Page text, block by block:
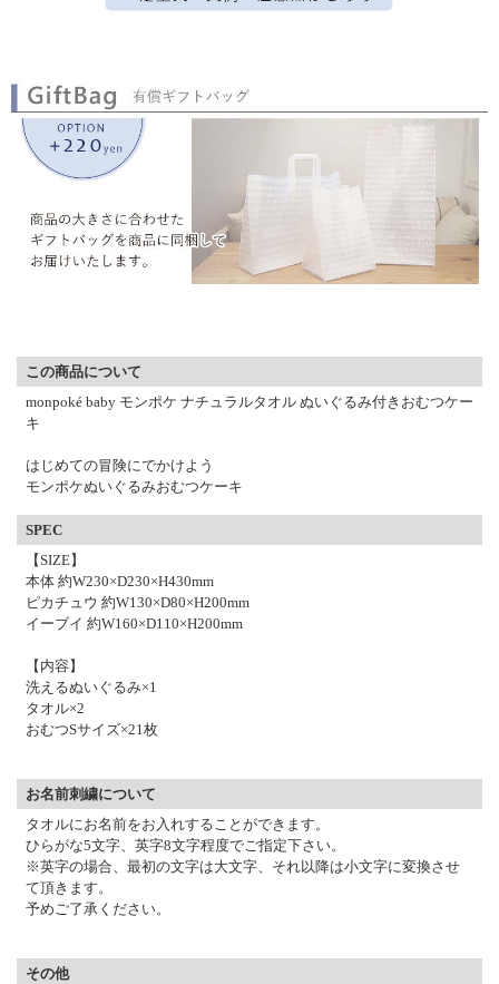
この商品について
monpoké baby モンポケ ナチュラルタオル ぬいぐるみ付きおむつケー
キ
はじめての冒険にでかけよう
モンポケぬいぐるみおむつケーキ
SPEC
【SIZE】
本体 約W230×D230×H430mm
ピカチュウ 約W130×D80×H200mm
イーブイ 約W160×D110×H200mm
【内容】
洗えるぬいぐるみ×1
タオル×2
おむつSサイズ×21枚
お名前刺繍について
タオルにお名前をお入れすることができます。
ひらがな5文字、英字8文字程度でご指定下さい。
※英字の場合、最初の文字は大文字、それ以降は小文字に変換させ
て頂きます。
予めご了承ください。
その他